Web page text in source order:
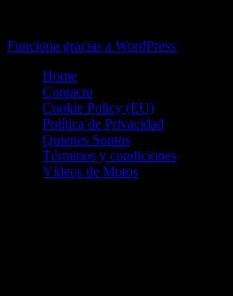
Funciona gracias a WordPress
Home
Contacto
Cookie Policy (EU)
Política de Privacidad
Quienes Somos
Términos y condiciones
Vídeos de Motos